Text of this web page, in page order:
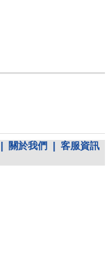
關於我們
客服資訊